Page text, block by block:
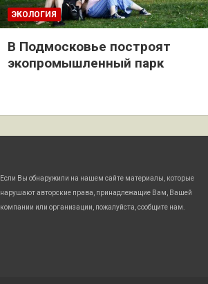
ЭКОЛОГИЯ
В Подмосковье построят
экопромышленный парк
Если Вы обнаружили на нашем сайте материалы, которые
нарушают авторские права, принадлежащие Вам, Вашей
компании или организации, пожалуйста, сообщите нам.